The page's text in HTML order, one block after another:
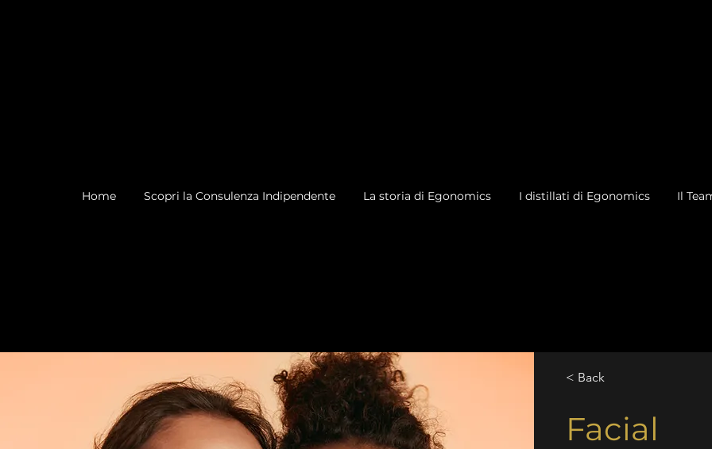
Home Scopri la Consulenza Indipendente La storia di Egonomics I distillati di Egonomics Il
< Back
Facial